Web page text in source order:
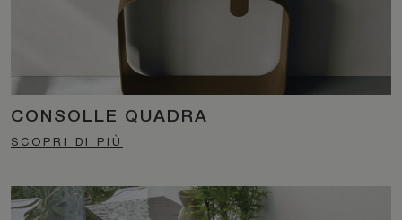
CONSOLLE QUADRA
SCOPRI DI PIÙ